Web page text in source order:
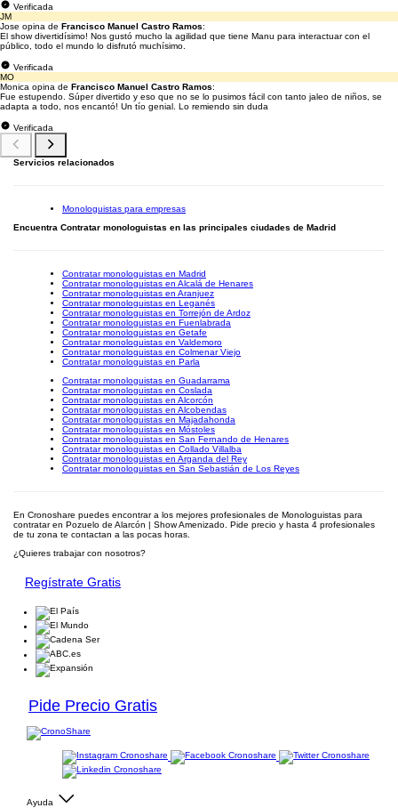
Verificada
JM
Jose opina de Francisco Manuel Castro Ramos:
El show divertidísimo! Nos gustó mucho la agilidad que tiene Manu para interactuar con el
público, todo el mundo lo disfrutó muchísimo.
Verificada
MO
Monica opina de Francisco Manuel Castro Ramos:
Fue estupendo. Súper divertido y eso que no se lo pusimos fácil con tanto jaleo de niños, se
adapta a todo, nos encantó! Un tío genial. Lo remiendo sin duda
Verificada
Servicios relacionados
Monologuistas para empresas
Encuentra Contratar monologuistas en las principales ciudades de Madrid
Contratar monologuistas en Madrid
Contratar monologuistas en Alcalá de Henares
Contratar monologuistas en Aranjuez
Contratar monologuistas en Leganés
Contratar monologuistas en Torrejón de Ardoz
Contratar monologuistas en Fuenlabrada
Contratar monologuistas en Getafe
Contratar monologuistas en Valdemoro
Contratar monologuistas en Colmenar Viejo
Contratar monologuistas en Parla
Contratar monologuistas en Guadarrama
Contratar monologuistas en Coslada
Contratar monologuistas en Alcorcón
Contratar monologuistas en Alcobendas
Contratar monologuistas en Majadahonda
Contratar monologuistas en Móstoles
Contratar monologuistas en San Fernando de Henares
Contratar monologuistas en Collado Villalba
Contratar monologuistas en Arganda del Rey
Contratar monologuistas en San Sebastián de Los Reyes
En Cronoshare puedes encontrar a los mejores profesionales de Monologuistas para
contratar en Pozuelo de Alarcón | Show Amenizado. Pide precio y hasta 4 profesionales
de tu zona te contactan a las pocas horas.
¿Quieres trabajar con nosotros?
Regístrate Gratis
Pide Precio Gratis
Ayuda